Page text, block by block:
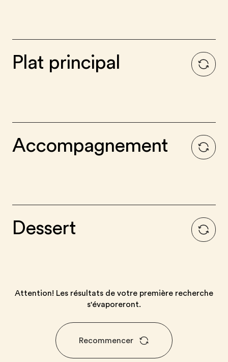
Plat principal
Accompagnement
Dessert
Attention! Les résultats de votre première recherche
s'évaporeront.
Recommencer